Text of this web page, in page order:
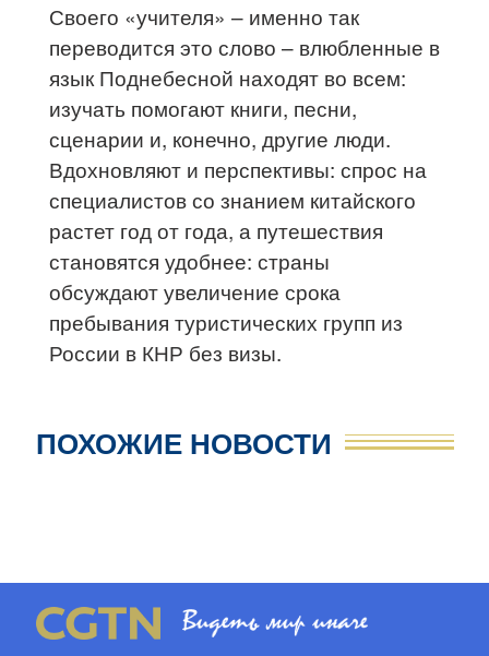
Своего «учителя» – именно так
переводится это слово – влюбленные в
язык Поднебесной находят во всем:
изучать помогают книги, песни,
сценарии и, конечно, другие люди.
Вдохновляют и перспективы: спрос на
специалистов со знанием китайского
растет год от года, а путешествия
становятся удобнее: страны
обсуждают увеличение срока
пребывания туристических групп из
России в КНР без визы.
ПОХОЖИЕ НОВОСТИ